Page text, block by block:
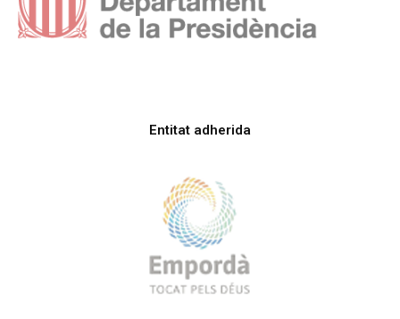
Entitat adherida